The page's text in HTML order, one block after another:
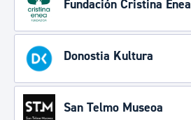
Fundación Cristina Enea
Donostia Kultura
San Telmo Museoa